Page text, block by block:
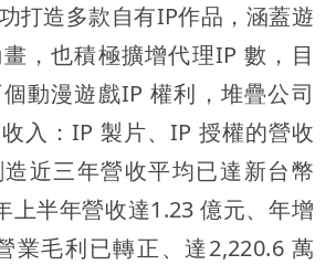
打造多款自有IP作品，涵蓋遊
，也積極擴增代理IP 數，目
動漫遊戲IP 權利，堆疊公司
入：IP 製片、IP 授權的營收
近三年營收平均已達新台幣
上半年營收達1.23 億元、年增
業毛利已轉正、達2,220.6 萬